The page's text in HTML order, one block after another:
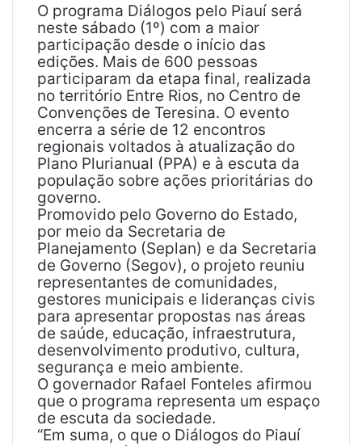
a
i
l
O programa Diálogos pelo Piauí será
neste sábado (1º) com a maior
participação desde o início das
edições. Mais de 600 pessoas
participaram da etapa final, realizada
no território Entre Rios, no Centro de
Convenções de Teresina. O evento
encerra a série de 12 encontros
regionais voltados à atualização do
Plano Plurianual (PPA) e à escuta da
população sobre ações prioritárias do
governo.
Promovido pelo Governo do Estado,
por meio da Secretaria de
Planejamento (Seplan) e da Secretaria
de Governo (Segov), o projeto reuniu
representantes de comunidades,
gestores municipais e lideranças civis
para apresentar propostas nas áreas
de saúde, educação, infraestrutura,
desenvolvimento produtivo, cultura,
segurança e meio ambiente.
O governador Rafael Fonteles afirmou
que o programa representa um espaço
de escuta da sociedade.
“Em suma, o que o Diálogos do Piauí